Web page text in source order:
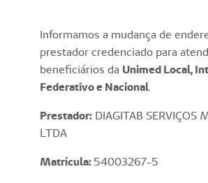
Informamos a mudança de
prestador credenciado para
beneficiários da Unimed Local,
Federativo e Nacional.
Prestador: DIAGITAB SERVIÇOS
LTDA
Matrícula:54003267-5